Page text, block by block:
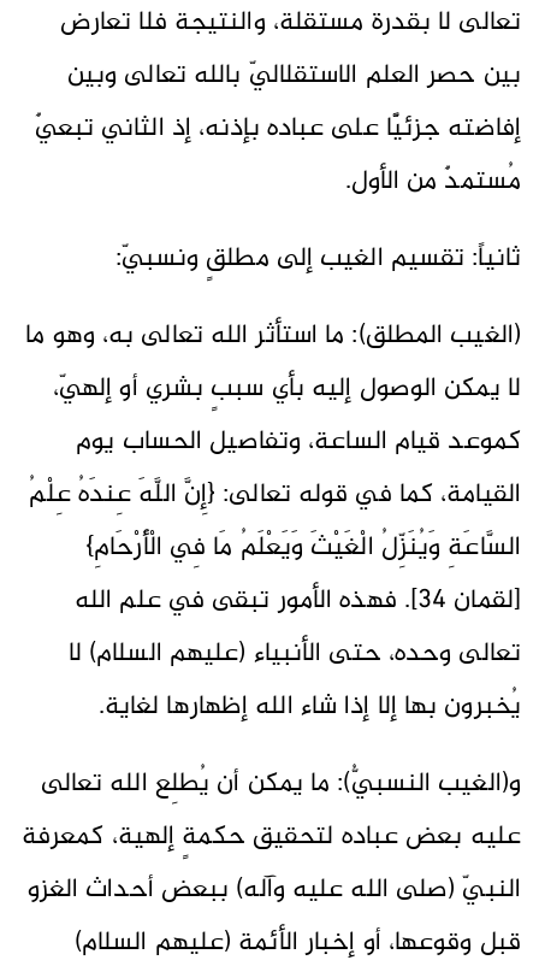
تعالى لا بقدرة مستقلة، والنتيجة فلا تعارض
بين حصر العلم الاستقلاليّ بالله تعالى وبين
إفاضته جزئيًّا على عباده بإذنه، إذ الثاني تبعيٌ
مُستمدٌ من الأول.
ثانياً: تقسيم الغيب إلى مطلقٍ ونسبيّ:
(الغيب المطلق): ما استأثر الله تعالى به، وهو ما
لا يمكن الوصول إليه بأي سببٍ بشري أو إلهيّ،
كموعد قيام الساعة، وتفاصيل الحساب يوم
القيامة، كما في قوله تعالى: {إِنَّ اللَّهَ عِندَهُ عِلْمُ
السَّاعَةِ وَيُنَزِّلُ الْغَيْثَ وَيَعْلَمُ مَا فِي الْأَرْحَامِ}
[لقمان 34]. فهذه الأمور تبقى في علم الله
تعالى وحده، حتى الأنبياء (عليهم السلام) لا
يُخبرون بها إلا إذا شاء الله إظهارها لغاية.
و(الغيب النسبيُّ): ما يمكن أن يُطلِع الله تعالى
عليه بعض عباده لتحقيق حكمةٍ إلهية، كمعرفة
النبيّ (صلى الله عليه وآله) ببعض أحداث الغزو
قبل وقوعها، أو إخبار الأئمة (عليهم السلام)